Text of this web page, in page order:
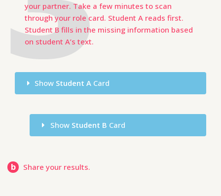
your partner. Take a few minutes to scan
through your role card. Student A reads first.
Student B fills in the missing information based
on student A’s text.
Show Student A Card
Show Student B Card
b Share your results.